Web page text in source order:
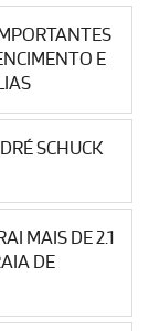
E
SCHUCK
MAIS DE 2.1
DE